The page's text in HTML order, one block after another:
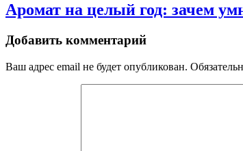
Аромат на целый год: зачем
Добавить комментарий
Ваш адрес email не будет опубликован.